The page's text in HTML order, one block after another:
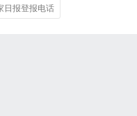
日报登报电话